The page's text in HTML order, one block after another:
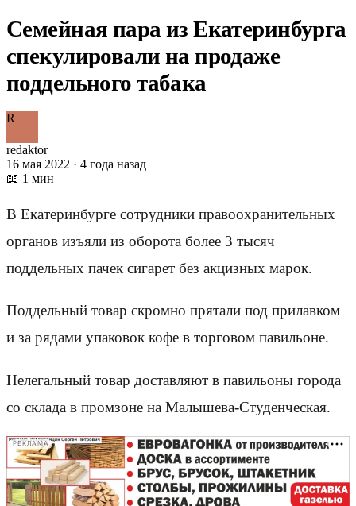
Семейная пара из Екатеринбурга
спекулировали на продаже
поддельного табака
R
redaktor
16 мая 2022 · 4 года назад
📖 1 мин
В Екатеринбурге сотрудники правоохранительных
органов изъяли из оборота более 3 тысяч
поддельных пачек сигарет без акцизных марок.
Поддельный товар скромно прятали под прилавком
и за рядами упаковок кофе в торговом павильоне.
Нелегальный товар доставляют в павильоны города
со склада в промзоне на Малышева-Студенческая.
РЕКЛАМА